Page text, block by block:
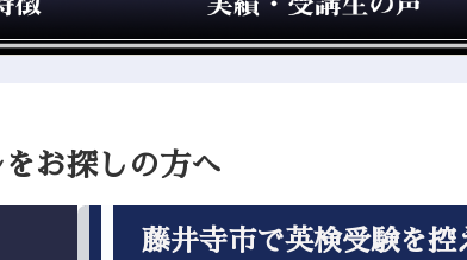
お探しの方へ
藤井寺市で英検受験を